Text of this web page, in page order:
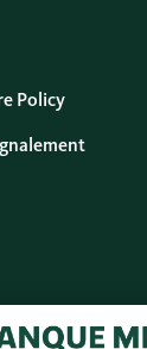
Policy